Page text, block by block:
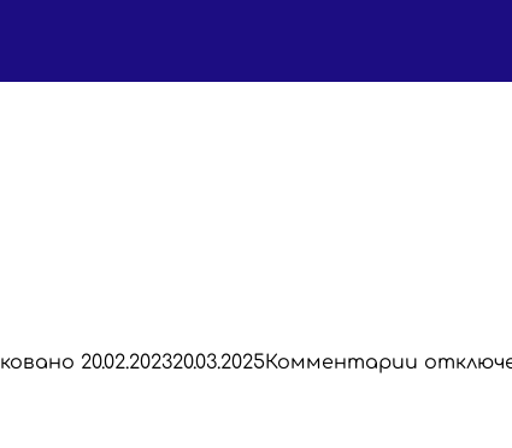
20.02.202320.03.2025Комментарии